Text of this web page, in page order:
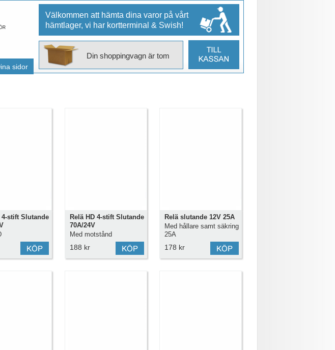
sidor
Välkommen att hämta dina varor på vårt
hämtlager, vi har kortterminal & Swish!
Din shoppingvagn är tom
4-stift Slutande
Relä HD 4-stift Slutande
70A/24V
Med motstånd
188 kr
Relä slutande 12V 25A
Med hållare samt säkring
25A
178 kr